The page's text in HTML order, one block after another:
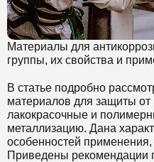
Материалы для
группы, их свойства и
В статье подробно
материалов для защиты от
лакокрасочные и
металлизацию. Дана
особенностей
Приведены рекомендации